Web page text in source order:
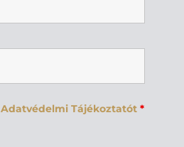
Adatvédelmi Tájékoztatót *